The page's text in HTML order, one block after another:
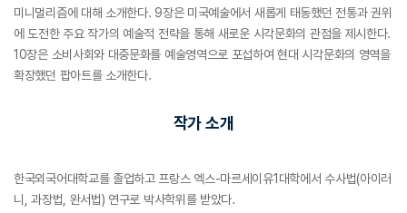
미니멀리즘에 대해 소개한다. 9장은 미국예술에서 새롭게 태동했던 전통과 권위
에 도전한 주요 작가의 예술적 전략을 통해 새로운 시각문화의 관점을 제시한다.
10장은 소비사회와 대중문화를 예술영역으로 포섭하여 현대 시각문화의 영역을
확장했던 팝아트를 소개한다.
작가 소개
한국외국어대학교를 졸업하고 프랑스 엑스-마르세이유1대학에서 수사법(아이러
니, 과장법, 완서법) 연구로 박사학위를 받았다.